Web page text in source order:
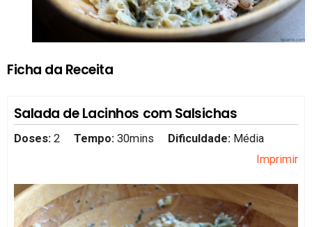
Ficha da Receita
Salada de Lacinhos com Salsichas
Doses: 2 Tempo: 30mins Dificuldade: Média
Imprimir